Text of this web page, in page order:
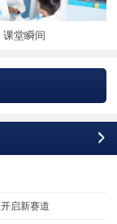
更
课堂瞬间
启新赛道